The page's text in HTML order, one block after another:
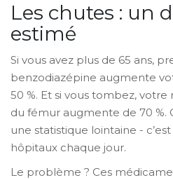
Les chutes : un
estimé
Si vous avez plus de 65 ans,
benzodiazépine augmente
50 %. Et si vous tombez,
du fémur augmente de 70 %.
une statistique lointaine -
hôpitaux chaque jour.
Le problème ? Ces